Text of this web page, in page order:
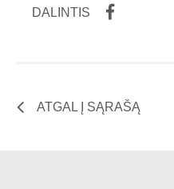
DALINTIS
ATGAL Į SĄRAŠĄ